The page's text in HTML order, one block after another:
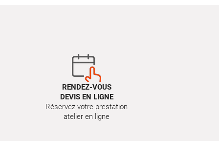
RENDEZ-VOUS
DEVIS EN LIGNE
Réservez votre prestation
atelier en ligne